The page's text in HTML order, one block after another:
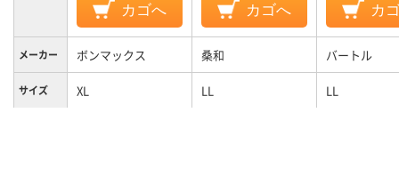
カゴへ カゴへ カ
メーカー ボンマックス 桑和 バートル
サイズ XL LL LL